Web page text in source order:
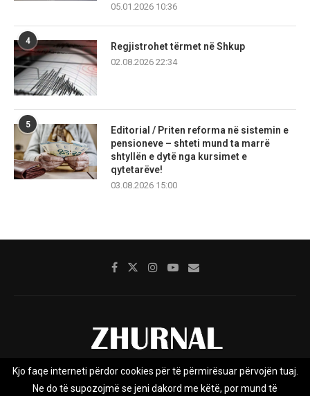
05.01.2026 10:36
4
Regjistrohet tërmet në Shkup
02.08.2026 22:34
5
Editorial / Priten reforma në sistemin e
pensioneve – shteti mund ta marrë
shtyllën e dytë nga kursimet e
qytetarëve!
03.08.2026 15:00
Rreth nesh Impresumi Marketing
Kontakt
Kjo faqe interneti përdor cookies për të përmirësuar përvojën tuaj.
Ne do të supozojmë se jeni dakord me këtë, por mund të